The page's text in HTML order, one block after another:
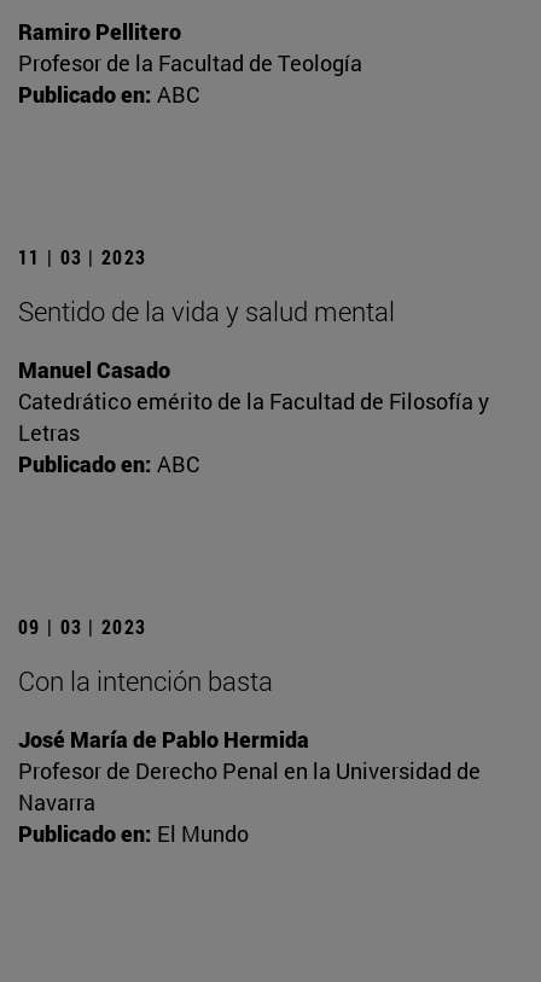
Ramiro Pellitero
Profesor de la Facultad de Teología
Publicado en: ABC
11 | 03 | 2023
Sentido de la vida y salud mental
Manuel Casado
Catedrático emérito de la Facultad de Filosofía y
Letras
Publicado en: ABC
09 | 03 | 2023
Con la intención basta
José María de Pablo Hermida
Profesor de Derecho Penal en la Universidad de
Navarra
Publicado en: El Mundo